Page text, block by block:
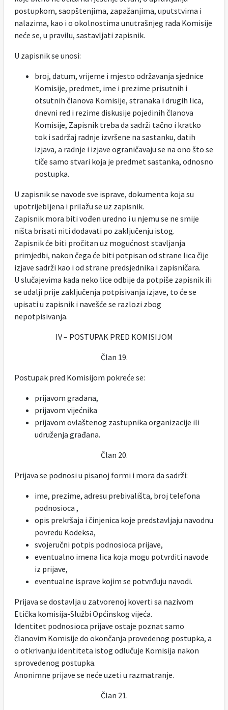
postupkom, saopštenjima, zapažanjima, uputstvima i
nalazima, kao i o okolnostima unutrašnjeg rada Komisije
neće se, u pravilu, sastavljati zapisnik.
U zapisnik se unosi:
broj, datum, vrijeme i mjesto održavanja sjednice
Komisije, predmet, ime i prezime prisutnih i
otsutnih članova Komisije, stranaka i drugih lica,
dnevni red i rezime diskusije pojedinih članova
Komisije, Zapisnik treba da sadrži tačno i kratko
tok i sadržaj radnje izvršene na sastanku, datih
izjava, a radnje i izjave ograničavaju se na ono što se
tiče samo stvari koja je predmet sastanka, odnosno
postupka.
U zapisnik se navode sve isprave, dokumenta koja su
upotrijebljena i prilažu se uz zapisnik.
Zapisnik mora biti vođen uredno i u njemu se ne smije
ništa brisati niti dodavati po zaključenju istog.
Zapisnik će biti pročitan uz mogućnost stavljanja
primjedbi, nakon čega će biti potpisan od strane lica čije
izjave sadrži kao i od strane predsjednika i zapisničara.
U slučajevima kada neko lice odbije da potpiše zapisnik ili
se udalji prije zaključenja potpisivanja izjave, to će se
upisati u zapisnik i navešće se razlozi zbog
nepotpisivanja.
IV – POSTUPAK PRED KOMISIJOM
Član 19.
Postupak pred Komisijom pokreće se:
prijavom građana,
prijavom vijećnika
prijavom ovlaštenog zastupnika organizacije ili
udruženja građana.
Član 20.
Prijava se podnosi u pisanoj formi i mora da sadrži:
ime, prezime, adresu prebivališta, broj telefona
podnosioca ,
opis prekršaja i činjenica koje predstavljaju navodnu
povredu Kodeksa,
svojeručni potpis podnosioca prijave,
eventualno imena lica koja mogu potvrditi navode
iz prijave,
eventualne isprave kojim se potvrđuju navodi.
Prijava se dostavlja u zatvorenoj koverti sa nazivom
Etička komisija-Službi Općinskog vijeća.
Identitet podnosioca prijave ostaje poznat samo
članovim Komisije do okončanja provedenog postupka, a
o otkrivanju identiteta istog odlučuje Komisija nakon
sprovedenog postupka.
Anonimne prijave se neće uzeti u razmatranje.
Član 21.